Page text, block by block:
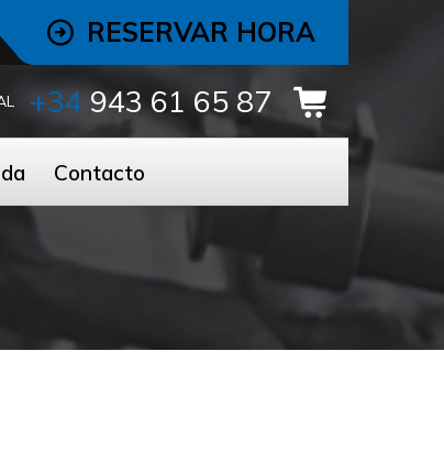
RESERVAR HORA
+34 943 61 65 87
Contacto